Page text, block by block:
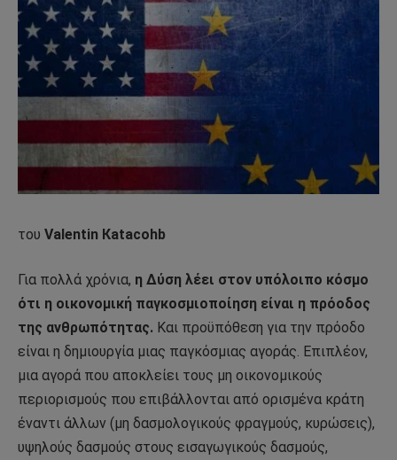
του Valentin Кatacohb
Για πολλά χρόνια, η Δύση λέει στον υπόλοιπο κόσμο
ότι η οικονομική παγκοσμιοποίηση είναι η πρόοδος
της ανθρωπότητας. Και προϋπόθεση για την πρόοδο
είναι η δημιουργία μιας παγκόσμιας αγοράς. Επιπλέον,
μια αγορά που αποκλείει τους μη οικονομικούς
περιορισμούς που επιβάλλονται από ορισμένα κράτη
έναντι άλλων (μη δασμολογικούς φραγμούς, κυρώσεις),
υψηλούς δασμούς στους εισαγωγικούς δασμούς,